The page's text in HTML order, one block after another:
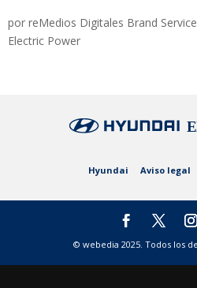
por reMedios Digitales Brand
Electric Power
Hyundai Aviso legal
© webedia 2025. Todos los